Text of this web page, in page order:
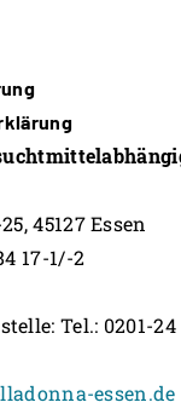
45127 Essen
17-1/-2
Tel.: 0201-24
essen.de